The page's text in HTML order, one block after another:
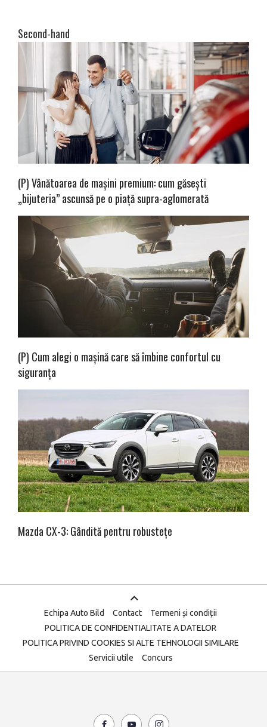
Second-hand
(P) Vânătoarea de mașini premium: cum găsești
„bijuteria” ascunsă pe o piață supra-aglomerată
(P) Cum alegi o mașină care să îmbine confortul cu
siguranța
Mazda CX-3: Gândită pentru robustețe
Echipa Auto Bild Contact
Termeni și condiții
POLITICA DE CONFIDENTIALITATE A DATELOR
POLITICA PRIVIND COOKIES SI ALTE TEHNOLOGII SIMILARE
Servicii utile
Concurs